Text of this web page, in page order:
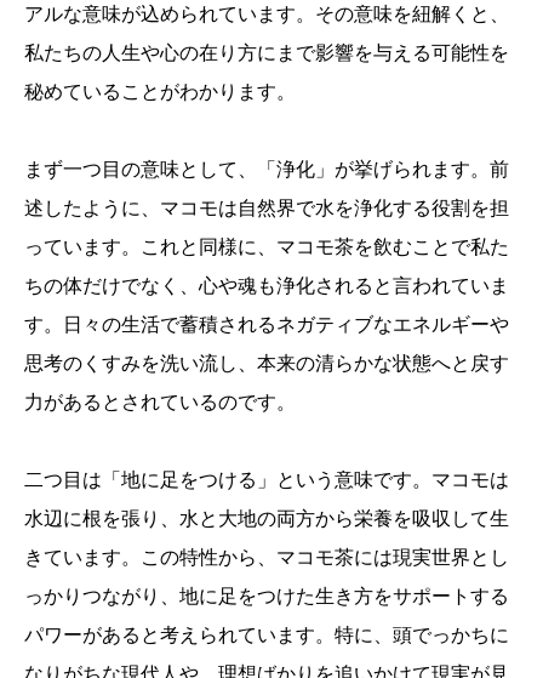
アルな意味が込められています。その意味を紐解くと、
私たちの人生や心の在り方にまで影響を与える可能性を
秘めていることがわかります。
まず一つ目の意味として、「浄化」が挙げられます。前
述したように、マコモは自然界で水を浄化する役割を担
っています。これと同様に、マコモ茶を飲むことで私た
ちの体だけでなく、心や魂も浄化されると言われていま
す。日々の生活で蓄積されるネガティブなエネルギーや
思考のくすみを洗い流し、本来の清らかな状態へと戻す
力があるとされているのです。
二つ目は「地に足をつける」という意味です。マコモは
水辺に根を張り、水と大地の両方から栄養を吸収して生
きています。この特性から、マコモ茶には現実世界とし
っかりつながり、地に足をつけた生き方をサポートする
パワーがあると考えられています。特に、頭でっかちに
なりがちな現代人や、理想ばかりを追いかけて現実が見